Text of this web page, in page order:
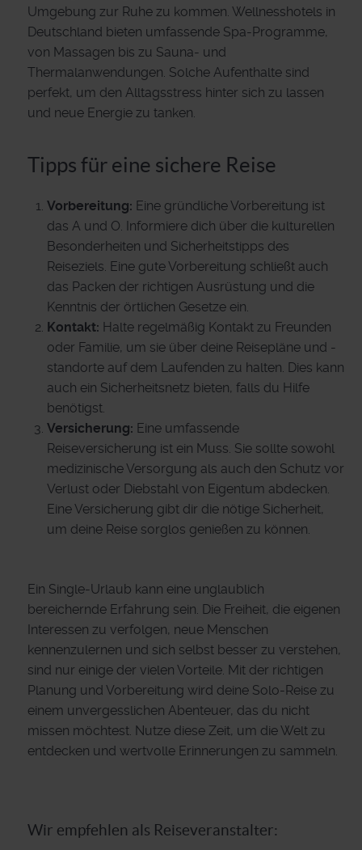
Umgebung zur Ruhe zu kommen. Wellnesshotels in
Deutschland bieten umfassende Spa-Programme,
von Massagen bis zu Sauna- und
Thermalanwendungen. Solche Aufenthalte sind
perfekt, um den Alltagsstress hinter sich zu lassen
und neue Energie zu tanken.
Tipps für eine sichere Reise
Vorbereitung: Eine gründliche Vorbereitung ist
das A und O. Informiere dich über die kulturellen
Besonderheiten und Sicherheitstipps des
Reiseziels. Eine gute Vorbereitung schließt auch
das Packen der richtigen Ausrüstung und die
Kenntnis der örtlichen Gesetze ein.
Kontakt: Halte regelmäßig Kontakt zu Freunden
oder Familie, um sie über deine Reisepläne und -
standorte auf dem Laufenden zu halten. Dies kann
auch ein Sicherheitsnetz bieten, falls du Hilfe
benötigst.
Versicherung: Eine umfassende
Reiseversicherung ist ein Muss. Sie sollte sowohl
medizinische Versorgung als auch den Schutz vor
Verlust oder Diebstahl von Eigentum abdecken.
Eine Versicherung gibt dir die nötige Sicherheit,
um deine Reise sorglos genießen zu können.
Ein Single-Urlaub kann eine unglaublich
bereichernde Erfahrung sein. Die Freiheit, die eigenen
Interessen zu verfolgen, neue Menschen
kennenzulernen und sich selbst besser zu verstehen,
sind nur einige der vielen Vorteile. Mit der richtigen
Planung und Vorbereitung wird deine Solo-Reise zu
einem unvergesslichen Abenteuer, das du nicht
missen möchtest. Nutze diese Zeit, um die Welt zu
entdecken und wertvolle Erinnerungen zu sammeln.
Wir empfehlen als Reiseveranstalter: